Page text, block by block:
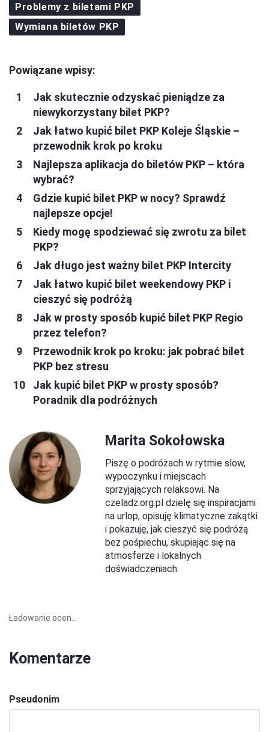
Problemy z biletami PKP
Wymiana biletów PKP
Powiązane wpisy:
Jak skutecznie odzyskać pieniądze za
niewykorzystany bilet PKP?
Jak łatwo kupić bilet PKP Koleje Śląskie –
przewodnik krok po kroku
Najlepsza aplikacja do biletów PKP – która
wybrać?
Gdzie kupić bilet PKP w nocy? Sprawdź
najlepsze opcje!
Kiedy mogę spodziewać się zwrotu za bilet
PKP?
Jak długo jest ważny bilet PKP Intercity
Jak łatwo kupić bilet weekendowy PKP i
cieszyć się podróżą
Jak w prosty sposób kupić bilet PKP Regio
przez telefon?
Przewodnik krok po kroku: jak pobrać bilet
PKP bez stresu
Jak kupić bilet PKP w prosty sposób?
Poradnik dla podróżnych
Marita Sokołowska
Piszę o podróżach w rytmie slow,
wypoczynku i miejscach
sprzyjających relaksowi. Na
czeladz.org.pl dzielę się inspiracjami
na urlop, opisuję klimatyczne zakątki
i pokazuję, jak cieszyć się podróżą
bez pośpiechu, skupiając się na
atmosferze i lokalnych
doświadczeniach.
Ładowanie ocen...
Komentarze
Pseudonim